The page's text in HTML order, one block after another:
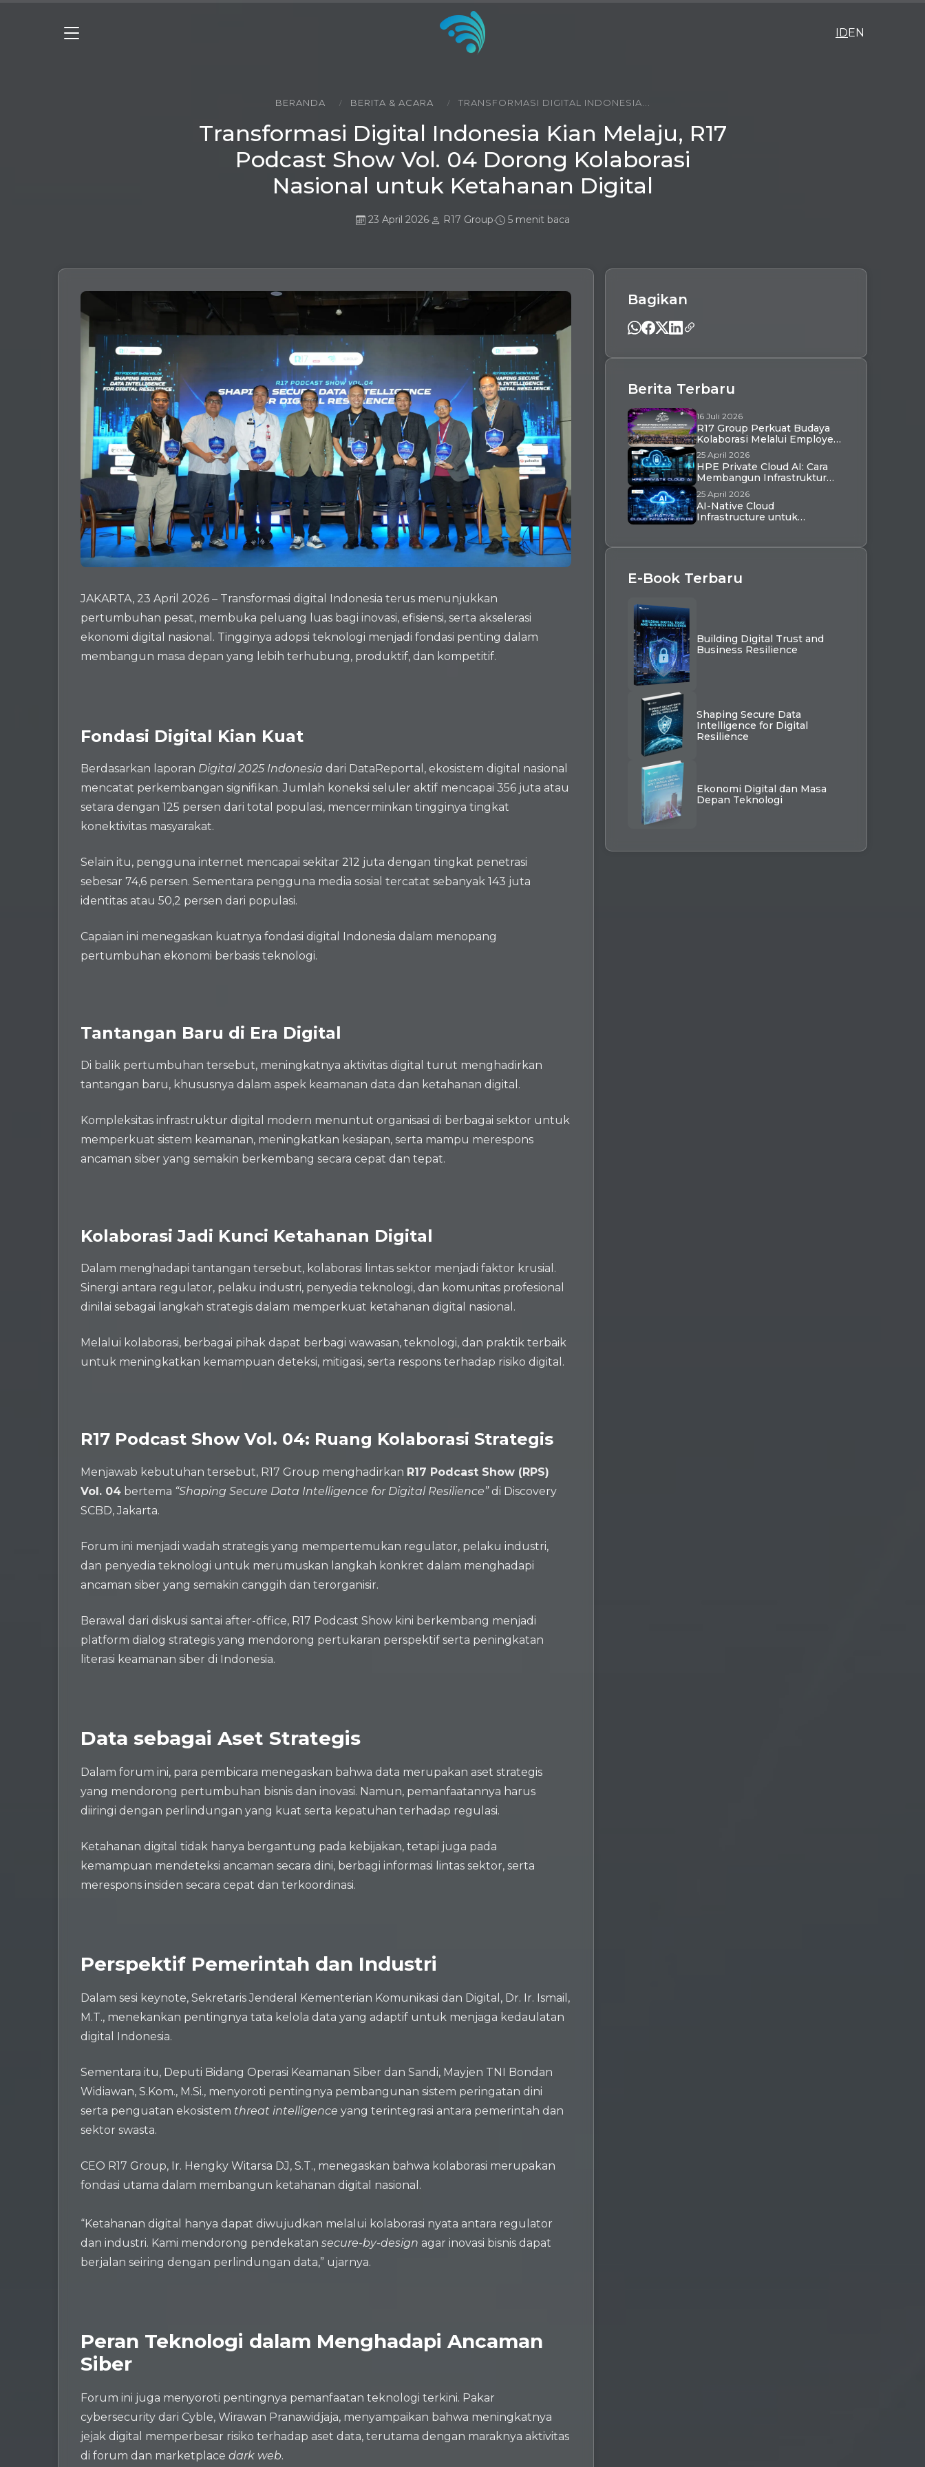
IDEN
BERANDA BERITA & ACARA TRANSFORMASI DIGITAL INDONESIA...
Transformasi Digital Indonesia Kian Melaju, R17
Podcast Show Vol. 04 Dorong Kolaborasi
Nasional untuk Ketahanan Digital
23 April 2026• R17 Group• 5 menit baca
JAKARTA, 23 April 2026 – Transformasi digital Indonesia terus menunjukkan
pertumbuhan pesat, membuka peluang luas bagi inovasi, efisiensi, serta akselerasi
ekonomi digital nasional. Tingginya adopsi teknologi menjadi fondasi penting dalam
membangun masa depan yang lebih terhubung, produktif, dan kompetitif.
Fondasi Digital Kian Kuat
Berdasarkan laporan Digital 2025 Indonesia dari DataReportal, ekosistem digital nasional
mencatat perkembangan signifikan. Jumlah koneksi seluler aktif mencapai 356 juta atau
setara dengan 125 persen dari total populasi, mencerminkan tingginya tingkat
konektivitas masyarakat.
Selain itu, pengguna internet mencapai sekitar 212 juta dengan tingkat penetrasi
sebesar 74,6 persen. Sementara pengguna media sosial tercatat sebanyak 143 juta
identitas atau 50,2 persen dari populasi.
Capaian ini menegaskan kuatnya fondasi digital Indonesia dalam menopang
pertumbuhan ekonomi berbasis teknologi.
Tantangan Baru di Era Digital
Di balik pertumbuhan tersebut, meningkatnya aktivitas digital turut menghadirkan
tantangan baru, khususnya dalam aspek keamanan data dan ketahanan digital.
Kompleksitas infrastruktur digital modern menuntut organisasi di berbagai sektor untuk
memperkuat sistem keamanan, meningkatkan kesiapan, serta mampu merespons
ancaman siber yang semakin berkembang secara cepat dan tepat.
Kolaborasi Jadi Kunci Ketahanan Digital
Dalam menghadapi tantangan tersebut, kolaborasi lintas sektor menjadi faktor krusial.
Sinergi antara regulator, pelaku industri, penyedia teknologi, dan komunitas profesional
dinilai sebagai langkah strategis dalam memperkuat ketahanan digital nasional.
Melalui kolaborasi, berbagai pihak dapat berbagi wawasan, teknologi, dan praktik terbaik
untuk meningkatkan kemampuan deteksi, mitigasi, serta respons terhadap risiko digital.
R17 Podcast Show Vol. 04: Ruang Kolaborasi Strategis
Menjawab kebutuhan tersebut, R17 Group menghadirkan R17 Podcast Show (RPS)
Vol. 04 bertema “Shaping Secure Data Intelligence for Digital Resilience”di Discovery
SCBD, Jakarta.
Forum ini menjadi wadah strategis yang mempertemukan regulator, pelaku industri,
dan penyedia teknologi untuk merumuskan langkah konkret dalam menghadapi
ancaman siber yang semakin canggih dan terorganisir.
Berawal dari diskusi santai after-office, R17 Podcast Show kini berkembang menjadi
platform dialog strategis yang mendorong pertukaran perspektif serta peningkatan
literasi keamanan siber di Indonesia.
Data sebagai Aset Strategis
Dalam forum ini, para pembicara menegaskan bahwa data merupakan aset strategis
yang mendorong pertumbuhan bisnis dan inovasi. Namun, pemanfaatannya harus
diiringi dengan perlindungan yang kuat serta kepatuhan terhadap regulasi.
Ketahanan digital tidak hanya bergantung pada kebijakan, tetapi juga pada
kemampuan mendeteksi ancaman secara dini, berbagi informasi lintas sektor, serta
merespons insiden secara cepat dan terkoordinasi.
Perspektif Pemerintah dan Industri
Dalam sesi keynote, Sekretaris Jenderal Kementerian Komunikasi dan Digital, Dr. Ir. Ismail,
M.T., menekankan pentingnya tata kelola data yang adaptif untuk menjaga kedaulatan
digital Indonesia.
Sementara itu, Deputi Bidang Operasi Keamanan Siber dan Sandi, Mayjen TNI Bondan
Widiawan, S.Kom., M.Si., menyoroti pentingnya pembangunan sistem peringatan dini
serta penguatan ekosistem threat intelligence yang terintegrasi antara pemerintah dan
sektor swasta.
CEO R17 Group, Ir. Hengky Witarsa DJ, S.T., menegaskan bahwa kolaborasi merupakan
fondasi utama dalam membangun ketahanan digital nasional.
“Ketahanan digital hanya dapat diwujudkan melalui kolaborasi nyata antara regulator
dan industri. Kami mendorong pendekatan secure-by-design agar inovasi bisnis dapat
berjalan seiring dengan perlindungan data,” ujarnya.
Peran Teknologi dalam Menghadapi Ancaman
Siber
Forum ini juga menyoroti pentingnya pemanfaatan teknologi terkini. Pakar
cybersecurity dari Cyble, Wirawan Pranawidjaja, menyampaikan bahwa meningkatnya
jejak digital memperbesar risiko terhadap aset data, terutama dengan maraknya aktivitas
di forum dan marketplace dark web.
Bagikan
Berita Terbaru
16 Juli 2026
R17 Group Perkuat Budaya
Kolaborasi Melalui Employee
Gathering 2026
25 April 2026
HPE Private Cloud AI: Cara
Membangun Infrastruktur
Enterprise AI yang Siap
Produksi di Indonesia dalam
Hitungan Hari
25 April 2026
AI-Native Cloud
Infrastructure untuk
Rendah, dan Ekosistem AI
E-Book Terbaru
Building Digital Trust and
Business Resilience
Shaping Secure Data
Intelligence for Digital
Resilience
Ekonomi Digital dan Masa
Depan Teknologi